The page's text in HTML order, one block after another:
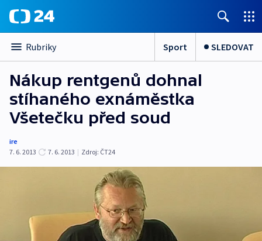
Rubriky Sport SLEDOVAT
Nákup rentgenů dohnal
stíhaného exnáměstka
Všetečku před soud
ire
7. 6. 2013
7. 6. 2013 | Zdroj: ČT24